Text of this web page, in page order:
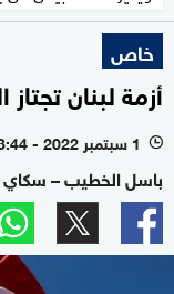
خاص
أزمة لبنان
l 1 سبتمبر 2022 - 13:44 بتوقيت أبوظبي
باسل الخطيب – سكاي